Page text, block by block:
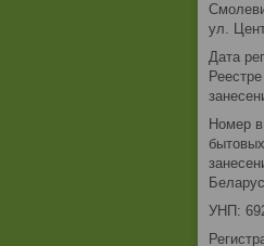
ул.
Дата
Номер
УНП: